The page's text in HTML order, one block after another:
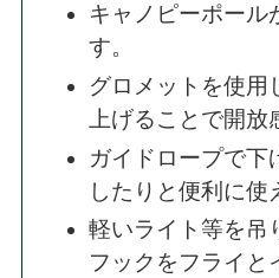
キャノピーポール
す。
グロメットを使用
上げることで開放
ガイドロープで下
したりと便利に使
軽いライト等を吊
フックをフライと